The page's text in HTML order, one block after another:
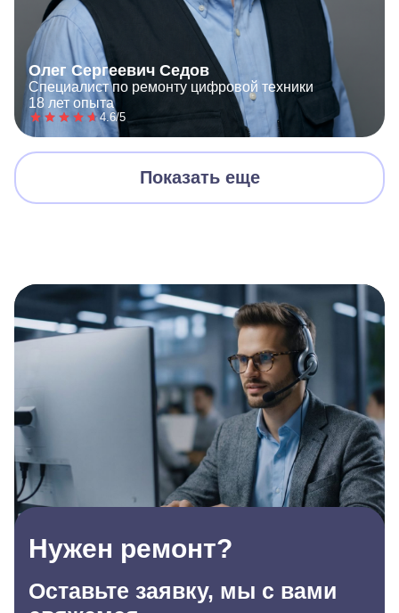
Олег Сергеевич Седов
Специалист по ремонту цифровой техники
18 лет опыта
4.6/5
Показать еще
Нужен ремонт?
Оставьте заявку, мы с вами